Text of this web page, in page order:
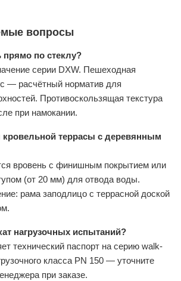
вопросы
по стеклу?
серии DXW. Пешеходная
— расчётный норматив для
Противоскользящая текстура
при намокании.
террасы с деревянным
вровень с финишным покрытием или
(от 20 мм) для отвода воды.
рама заподлицо с террасной доской
нагрузочных испытаний?
технический паспорт на серию walk-
класса PN 150 — уточните
при заказе.